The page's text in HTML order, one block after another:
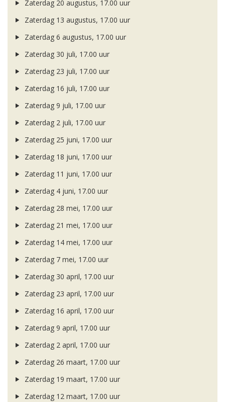
Zaterdag 20 augustus, 17.00 uur
Zaterdag 13 augustus, 17.00 uur
Zaterdag 6 augustus, 17.00 uur
Zaterdag 30 juli, 17.00 uur
Zaterdag 23 juli, 17.00 uur
Zaterdag 16 juli, 17.00 uur
Zaterdag 9 juli, 17.00 uur
Zaterdag 2 juli, 17.00 uur
Zaterdag 25 juni, 17.00 uur
Zaterdag 18 juni, 17.00 uur
Zaterdag 11 juni, 17.00 uur
Zaterdag 4 juni, 17.00 uur
Zaterdag 28 mei, 17.00 uur
Zaterdag 21 mei, 17.00 uur
Zaterdag 14 mei, 17.00 uur
Zaterdag 7 mei, 17.00 uur
Zaterdag 30 april, 17.00 uur
Zaterdag 23 april, 17.00 uur
Zaterdag 16 april, 17.00 uur
Zaterdag 9 april, 17.00 uur
Zaterdag 2 april, 17.00 uur
Zaterdag 26 maart, 17.00 uur
Zaterdag 19 maart, 17.00 uur
Zaterdag 12 maart, 17.00 uur